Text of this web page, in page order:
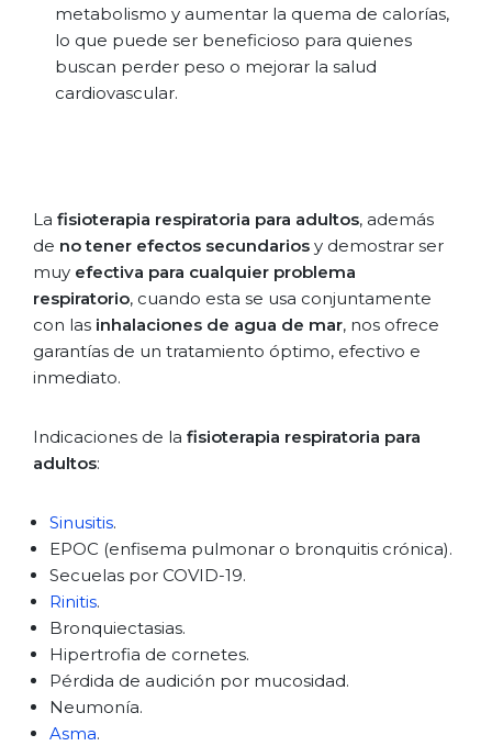
metabolismo y aumentar la quema de calorías,
lo que puede ser beneficioso para quienes
buscan perder peso o mejorar la salud
cardiovascular.
La fisioterapia respiratoria para adultos, además
de no tener efectos secundarios y demostrar ser
muy efectiva para cualquier problema
respiratorio, cuando esta se usa conjuntamente
con las inhalaciones de agua de mar, nos ofrece
garantías de un tratamiento óptimo, efectivo e
inmediato.
Indicaciones de la fisioterapia respiratoria para
adultos:
Sinusitis.
EPOC (enfisema pulmonar o bronquitis crónica).
Secuelas por COVID-19.
Rinitis.
Bronquiectasias.
Hipertrofia de cornetes.
Pérdida de audición por mucosidad.
Neumonía.
Asma.